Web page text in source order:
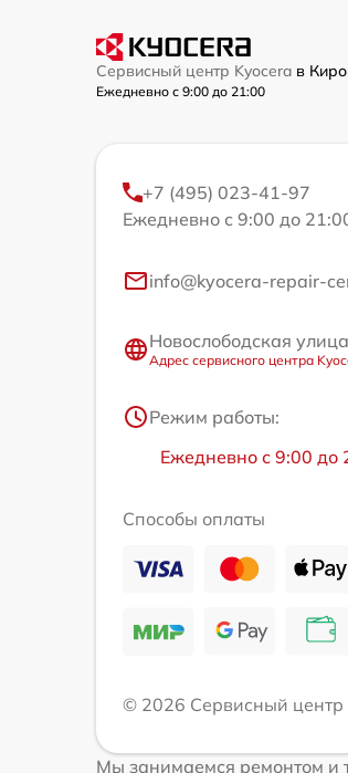
Сервисный центр Kyocera в
Ежедневно с 9:00 до 21:00
+7 (495) 023-41-97
Ежедневно с 9:00 до
info@kyocera-repair-
Новослободская
Адрес сервисного центра
Режим работы:
Ежедневно с 9:00 до
Способы оплаты
© 2026 Сервисный центр
Мы занимаемся ремонтом и